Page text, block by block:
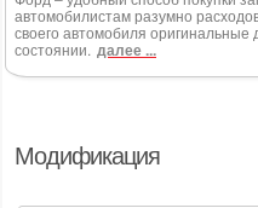
Модификация
автомобилистам разумно
своего автомобиля
состоянии. далее ...